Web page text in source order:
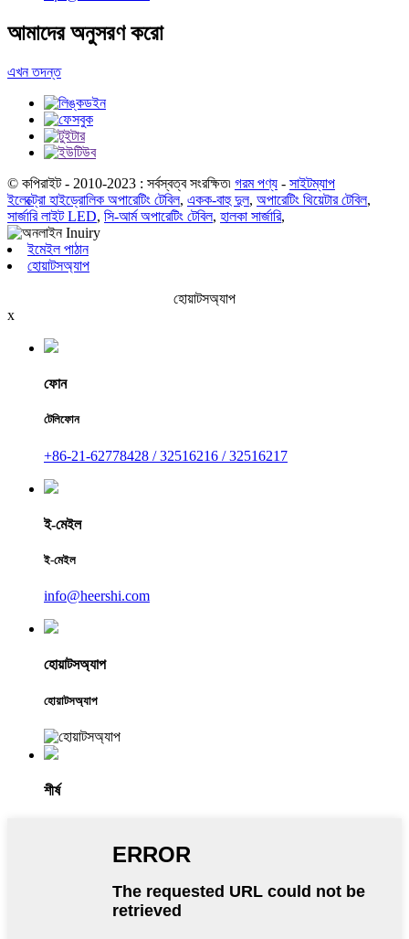
আমাদের অনুসরণ করো
এখন তদন্ত
© কপিরাইট - 2010-2023 : সর্বস্বত্ব সংরক্ষিত৷ গরম পণ্য - সাইটম্যাপ
ইলেক্ট্রো হাইড্রোলিক অপারেটিং টেবিল, একক-বাহু দুল, অপারেটিং থিয়েটার টেবিল,
সার্জারি লাইট LED, সি-আর্ম অপারেটিং টেবিল, হালকা সার্জারি,
ইমেইল পাঠান
হোয়াটসঅ্যাপ
হোয়াটসঅ্যাপ
x
ফোন
টেলিফোন
+86-21-62778428 / 32516216 / 32516217
ই-মেইল
ই-মেইল
info@heershi.com
হোয়াটসঅ্যাপ
হোয়াটসঅ্যাপ
শীর্ষ